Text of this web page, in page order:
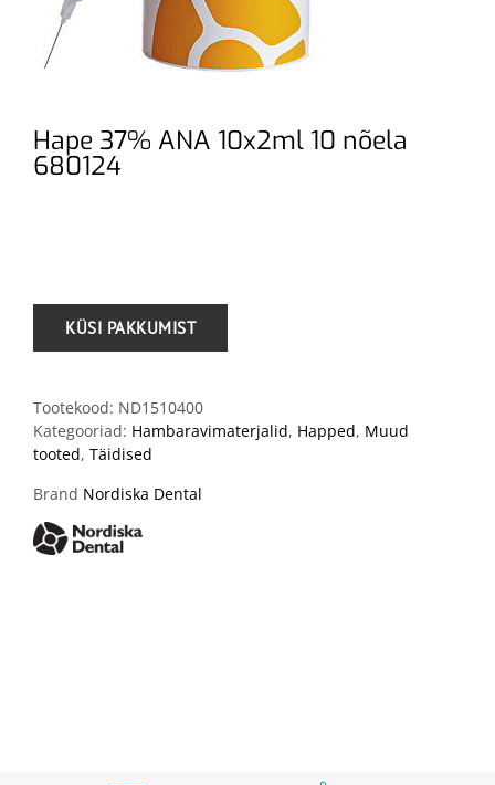
Hape 37% ANA 10x2ml 10 nõela
680124
Tootekood: ND1510400
Kategooriad: Hambaravimaterjalid, Happed, Muud
tooted, Täidised
Brand Nordiska Dental